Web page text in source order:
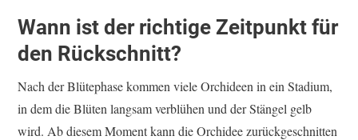
Wann ist der richtige Zeitpunkt für
den Rückschnitt?
Nach der Blütephase kommen viele Orchideen in ein Stadium,
in dem die Blüten langsam verblühen und der Stängel gelb
wird. Ab diesem Moment kann die Orchidee zurückgeschnitten